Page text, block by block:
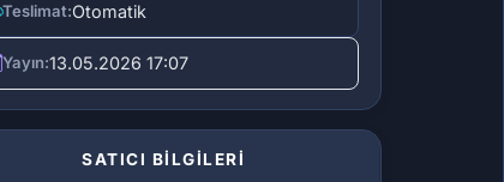
Teslimat:Otomatik
Yayın:13.05.2026 17:07
SATICI BİLGİLERİ